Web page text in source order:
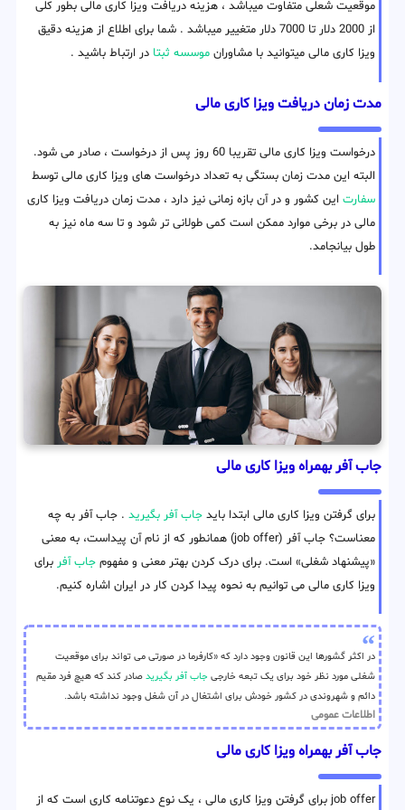
موقعیت شعلی متفاوت میباشد ، هزینه دریافت ویزا کاری مالی بطور کلی
از 2000 دلار تا 7000 دلار متغییر میباشد . شما برای اطلاع از هزینه دقیق
ویزا کاری مالی میتوانید با مشاوران موسسه ثبتا در ارتباط باشید .
مدت زمان دریافت ویزا کاری مالی
درخواست ویزا کاری مالی تقریبا 60 روز پس از درخواست ، صادر می شود.
البته این مدت زمان بستگی به تعداد درخواست های ویزا کاری مالی توسط
سفارت این کشور و در آن بازه زمانی نیز دارد ، مدت زمان دریافت ویزا کاری
مالی در برخی موارد ممکن است کمی طولانی تر شود و تا سه ماه نیز به
طول بیانجامد.
جاب آفر بهمراه ویزا کاری مالی
برای گرفتن ویزا کاری مالی ابتدا باید جاب آفر بگیرید . جاب آفر به چه
معناست؟ جاب آفر (job offer) همانطور که از نام آن پیداست، به معنی
«پیشنهاد شغلی» است. برای درک کردن بهتر معنی و مفهوم جاب آفر برای
ویزا کاری مالی می توانیم به نحوه پیدا کردن کار در ایران اشاره کنیم.
در اکثر گشورها این قانون وجود دارد که «کارفرما در صورتی می تواند برای موقعیت
شغلی مورد نظر خود برای یک تبعه خارجی جاب آفر بگیرید صادر کند که هیچ فرد مقیم
دائم و شهروندی در کشور خودش برای اشتغال در آن شغل وجود نداشته باشد.
اطلاعات عمومی
جاب آفر بهمراه ویزا کاری مالی
job offer برای گرفتن ویزا کاری مالی ، یک نوع دعوتنامه کاری است که از